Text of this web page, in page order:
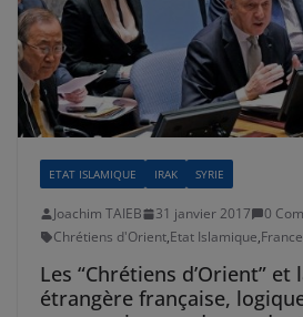
ETAT ISLAMIQUE IRAK SYRIE
Joachim TAIEB 31 janvier 2017
0
Chrétiens d'Orient,Etat Islamique,France
Les “Chrétiens d’Orient”
étrangère française,